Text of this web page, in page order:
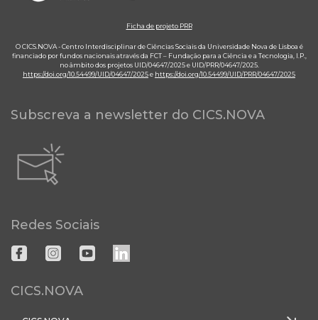
Ficha de projeto PRR
O CICS.NOVA - Centro Interdisciplinar de Ciências Sociais da Universidade Nova de Lisboa é
financiado por fundos nacionais através da FCT – Fundação para a Ciência e a Tecnologia, I.P.,
no âmbito dos projetos UID/04647/2025 e UID/PRR/04647/2025.
https://doi.org/10.54499/UID/04647/2025e https://doi.org/10.54499/UID/PRR/04647/2025
Subscreva a newsletter do CICS.NOVA
Redes Sociais
CICS.NOVA